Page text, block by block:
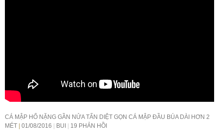
CÁ MẬP HỔ NẶNG GẦN NỬA TẤN DIỆT GỌN CÁ MẬP ĐẦU BÚA DÀI HƠN 2
MÉT
01/08/2016 BUI 19 PHẢN HỒI